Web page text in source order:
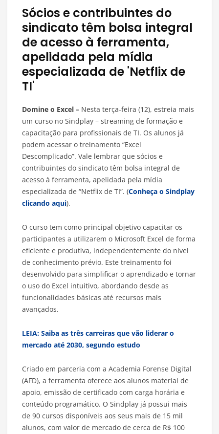
Sócios e contribuintes do
sindicato têm bolsa integral
de acesso à ferramenta,
apelidada pela mídia
especializada de 'Netflix de
TI'
Domine o Excel – Nesta terça-feira (12), estreia mais
um curso no Sindplay – streaming de formação e
capacitação para profissionais de TI. Os alunos já
podem acessar o treinamento “Excel
Descomplicado”. Vale lembrar que sócios e
contribuintes do sindicato têm bolsa integral de
acesso à ferramenta, apelidada pela mídia
especializada de “Netflix de TI”. (Conheça o Sindplay
clicando aqui).
O curso tem como principal objetivo capacitar os
participantes a utilizarem o Microsoft Excel de forma
eficiente e produtiva, independentemente do nível
de conhecimento prévio. Este treinamento foi
desenvolvido para simplificar o aprendizado e tornar
o uso do Excel intuitivo, abordando desde as
funcionalidades básicas até recursos mais
avançados.
LEIA: Saiba as três carreiras que vão liderar o
mercado até 2030, segundo estudo
Criado em parceria com a Academia Forense Digital
(AFD), a ferramenta oferece aos alunos material de
apoio, emissão de certificado com carga horária e
conteúdo programático. O Sindplay já possui mais
de 90 cursos disponíveis aos seus mais de 15 mil
alunos, com valor de mercado de cerca de R$ 100